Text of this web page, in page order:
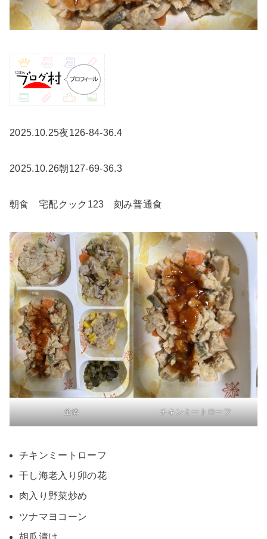
2025.10.25夜126-84-36.4
2025.10.26朝127-69-36.3
朝食 宅配クック123 刻み普通食
全体 チキンミートローフ
チキンミートローフ
干し海老入り卯の花
肉入り野菜炒め
ツナマヨコーン